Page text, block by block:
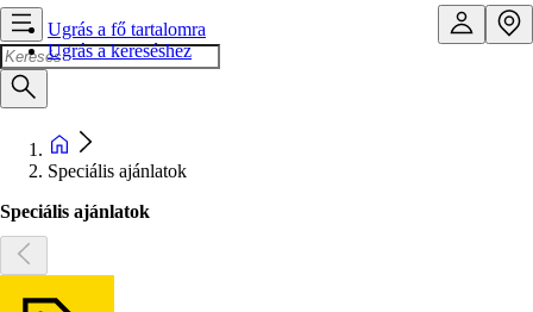
Ugrás a fő tartalomra
Ugrás a kereséshez
Speciális ajánlatok
Speciális ajánlatok